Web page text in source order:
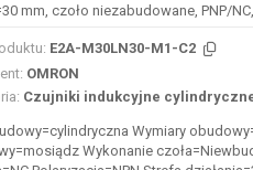
mm, czoło niezabudowane, PNP/
E2A-M30LN30-M1-C2
OMRON
Czujniki indukcyjne
Wymiary
Wykonanie